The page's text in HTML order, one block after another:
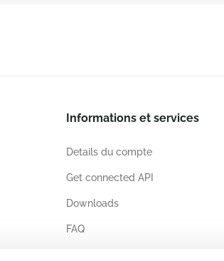
Informations et services
Details du compte
Get connected API
Downloads
FAQ